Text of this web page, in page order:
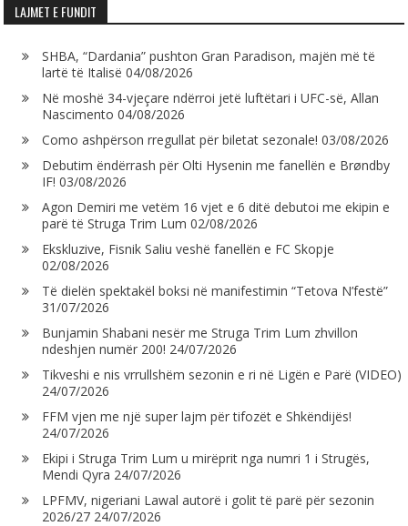
LAJMET E FUNDIT
SHBA, “Dardania” pushton Gran Paradison, majën më të
lartë të Italisë 04/08/2026
Në moshë 34-vjeçare ndërroi jetë luftëtari i UFC-së, Allan
Nascimento 04/08/2026
Como ashpërson rregullat për biletat sezonale! 03/08/2026
Debutim ëndërrash për Olti Hysenin me fanellën e Brøndby
IF! 03/08/2026
Agon Demiri me vetëm 16 vjet e 6 ditë debutoi me ekipin e
parë të Struga Trim Lum 02/08/2026
Ekskluzive, Fisnik Saliu veshë fanellën e FC Skopje
02/08/2026
Të dielën spektakël boksi në manifestimin “Tetova N’festë”
31/07/2026
Bunjamin Shabani nesër me Struga Trim Lum zhvillon
ndeshjen numër 200! 24/07/2026
Tikveshi e nis vrrullshëm sezonin e ri në Ligën e Parë (VIDEO)
24/07/2026
FFM vjen me një super lajm për tifozët e Shkëndijës!
24/07/2026
Ekipi i Struga Trim Lum u mirëprit nga numri 1 i Strugës,
Mendi Qyra 24/07/2026
LPFMV, nigeriani Lawal autorë i golit të parë për sezonin
2026/27 24/07/2026